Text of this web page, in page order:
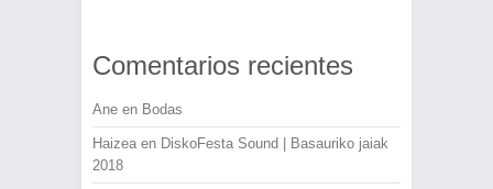
Comentarios recientes
Ane en Bodas
Haizea en DiskoFesta Sound | Basauriko jaiak
2018